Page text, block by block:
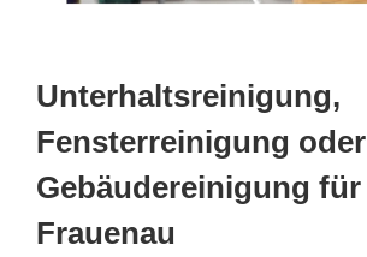
Unterhaltsreinigung,
Fensterreinigung oder
Gebäudereinigung für
Frauenau